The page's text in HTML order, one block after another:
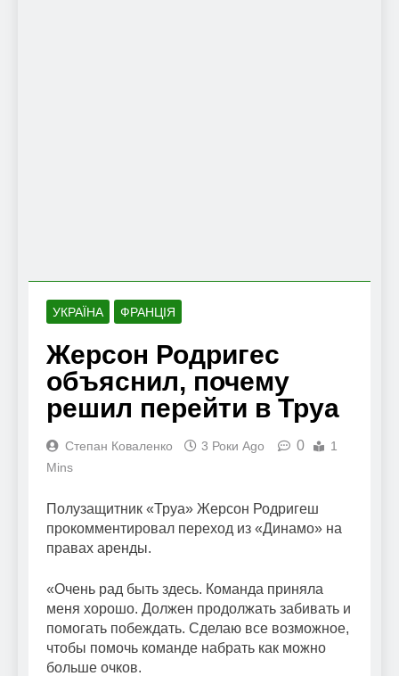
УКРАЇНА ФРАНЦІЯ
Жерсон Родригес
объяснил, почему
решил перейти в Труа
Степан Коваленко 3 Роки Ago 0
1
Mins
Полузащитник «Труа» Жерсон Родригеш
прокомментировал переход из «Динамо» на
правах аренды.
«Очень рад быть здесь. Команда приняла
меня хорошо. Должен продолжать забивать и
помогать побеждать. Сделаю все возможное,
чтобы помочь команде набрать как можно
больше очков.